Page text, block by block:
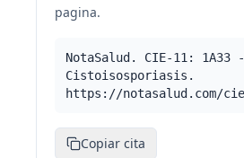
pagina.
NotaSalud. CIE-11: 1A33 -
Cistoisosporiasis.
https://notasalud.com/
Copiar cita